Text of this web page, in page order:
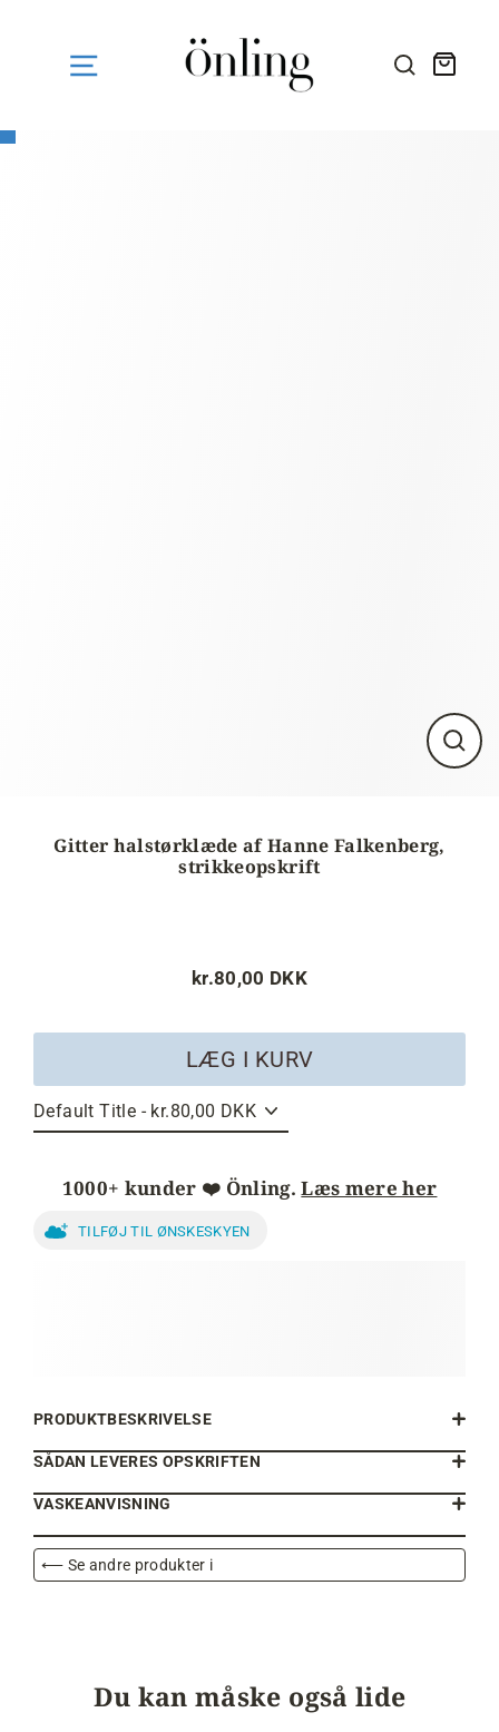
SØG HER
Luk
Gitter halstørklæde af Hanne Falkenberg,
strikkeopskrift
Normalpris
kr.80,00 DKK
LÆG I KURV
1000+ kunder ❤️ Önling.Læs mere her
TILFØJ TIL ØNSKESKYEN
PRODUKTBESKRIVELSE
SÅDAN LEVERES OPSKRIFTEN
VASKEANVISNING
⟵ Se andre produkter i
Du kan måske også lide